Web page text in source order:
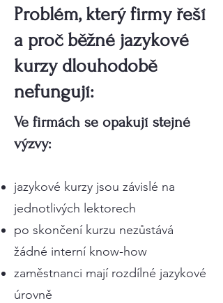
Problém, který firmy řeší
a proč běžné jazykové
kurzy dlouhodobě
nefungují:
Ve firmách se opakují stejné
výzvy:
jazykové kurzy jsou závislé na
jednotlivých lektorech
po skončení kurzu nezůstává
žádné interní know-how
zaměstnanci mají rozdílné jazykové
úrovně